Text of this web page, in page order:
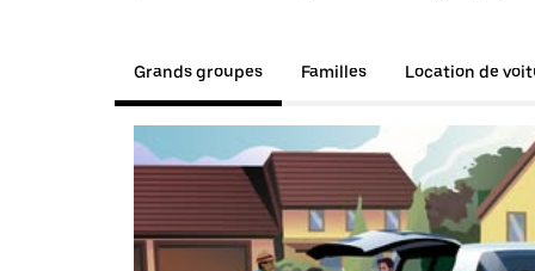
Grands groupes Familles Location de